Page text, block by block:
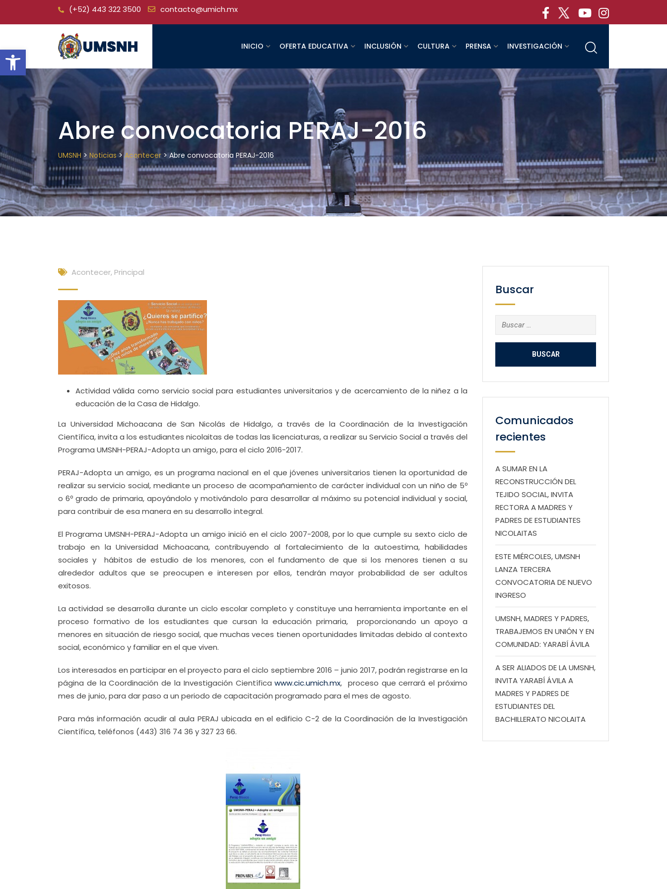
Open toolbar
(+52) 443 322 3500 contacto@umich.mx
INICIO OFERTA EDUCATIVA INCLUSIÓN CULTURA PRENSA INVESTIGACIÓN
Abre convocatoria PERAJ-2016
UMSNH > Noticias>Acontecer >Abre convocatoria PERAJ-2016
Acontecer, Principal
Actividad válida como servicio social para estudiantes universitarios y de acercamiento de la niñez a la
educación de la Casa de Hidalgo.
La Universidad Michoacana de San Nicolás de Hidalgo, a través de la Coordinación de la Investigación
Científica, invita a los estudiantes nicolaitas de todas las licenciaturas, a realizar su Servicio Social a través del
Programa UMSNH-PERAJ-Adopta un amigo, para el ciclo 2016-2017.
PERAJ-Adopta un amigo, es un programa nacional en el que jóvenes universitarios tienen la oportunidad de
realizar su servicio social, mediante un proceso de acompañamiento de carácter individual con un niño de 5º
o 6º grado de primaria, apoyándolo y motivándolo para desarrollar al máximo su potencial individual y social,
para contribuir de esa manera en su desarrollo integral.
El Programa UMSNH-PERAJ-Adopta un amigo inició en el ciclo 2007-2008, por lo que cumple su sexto ciclo de
trabajo en la Universidad Michoacana, contribuyendo al fortalecimiento de la autoestima, habilidades
sociales y hábitos de estudio de los menores, con el fundamento de que si los menores tienen a su
alrededor adultos que se preocupen e interesen por ellos, tendrán mayor probabilidad de ser adultos
exitosos.
La actividad se desarrolla durante un ciclo escolar completo y constituye una herramienta importante en el
proceso formativo de los estudiantes que cursan la educación primaria, proporcionando un apoyo a
menores en situación de riesgo social, que muchas veces tienen oportunidades limitadas debido al contexto
social, económico y familiar en el que viven.
Los interesados en participar en el proyecto para el ciclo septiembre 2016 – junio 2017, podrán registrarse en la
página de la Coordinación de la Investigación Científicawww.cic.umich.mx, proceso que cerrará el próximo
mes de junio, para dar paso a un periodo de capacitación programado para el mes de agosto.
Para más información acudir al aula PERAJ ubicada en el edificio C-2 de la Coordinación de la Investigación
Científica, teléfonos (443) 316 74 36 y 327 23 66.
Buscar
Buscar:
Comunicados
recientes
A SUMAR EN LA
RECONSTRUCCIÓN DEL
TEJIDO SOCIAL, INVITA
RECTORA A MADRES Y
PADRES DE ESTUDIANTES
NICOLAITAS
ESTE MIÉRCOLES, UMSNH
LANZA TERCERA
CONVOCATORIA DE NUEVO
INGRESO
UMSNH, MADRES Y PADRES,
TRABAJEMOS EN UNIÓN Y EN
COMUNIDAD: YARABÍ ÁVILA
A SER ALIADOS DE LA UMSNH,
INVITA YARABÍ ÁVILA A
MADRES Y PADRES DE
ESTUDIANTES DEL
BACHILLERATO NICOLAITA